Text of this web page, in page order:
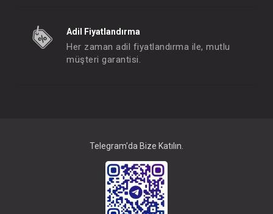
Adil Fiyatlandırma
Her zaman adil fiyatlandırma ile, mutlu
müşteri garantisi.
Telegram'da Bize Katılın.